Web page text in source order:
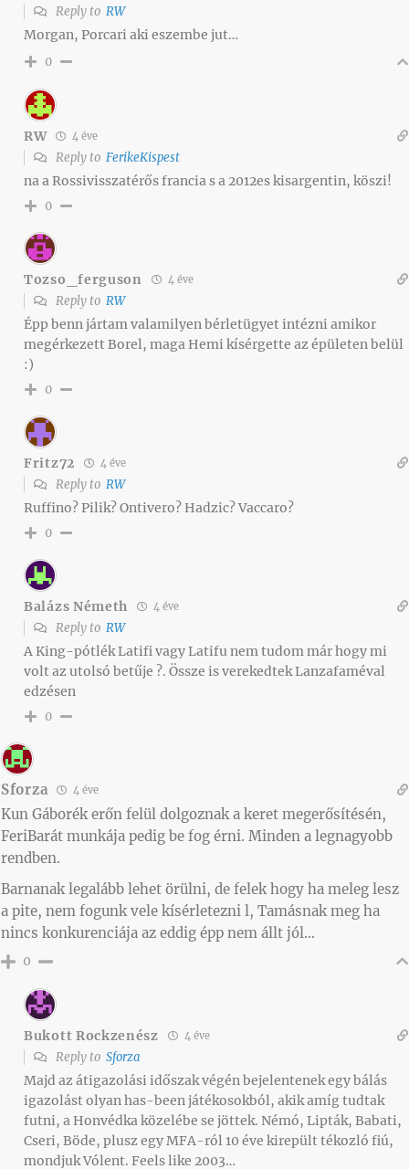
Reply to RW
Morgan, Porcari aki eszembe jut…
0
RW 4 éve
Reply to FerikeKispest
na a Rossivisszatérős francia s a 2012es kisargentin, köszi!
0
Tozso_ferguson 4 éve
Reply to RW
Épp benn jártam valamilyen bérletügyet intézni amikor
megérkezett Borel, maga Hemi kísérgette az épületen belül
:)
0
Fritz72 4 éve
Reply to RW
Ruffino? Pilik? Ontivero? Hadzic? Vaccaro?
0
Balázs Németh 4 éve
Reply to RW
A King-pótlék Latifi vagy Latifu nem tudom már hogy mi
volt az utolsó betűje ?. Össze is verekedtek Lanzafaméval
edzésen
0
Sforza 4 éve
Kun Gáborék erőn felül dolgoznak a keret megerősítésén,
FeriBarát munkája pedig be fog érni. Minden a legnagyobb
rendben.
Barnanak legalább lehet örülni, de felek hogy ha meleg lesz
a pite, nem fogunk vele kísérletezni l, Tamásnak meg ha
nincs konkurenciája az eddig épp nem állt jól…
0
Bukott Rockzenész 4 éve
Reply to Sforza
Majd az átigazolási időszak végén bejelentenek egy bálás
igazolást olyan has-been játékosokból, akik amíg tudtak
futni, a Honvédka közelébe se jöttek. Némó, Lipták, Babati,
Cseri, Böde, plusz egy MFA-ról 10 éve kirepült tékozló fiú,
mondjuk Vólent. Feels like 2003…